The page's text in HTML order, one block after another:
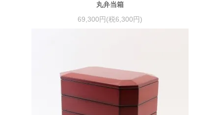
丸弁当箱
69,300円(税6,300円)